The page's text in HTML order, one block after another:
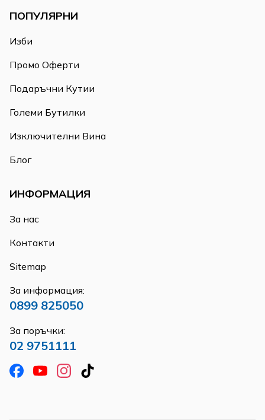
ПОПУЛЯРНИ
Изби
Промо Оферти
Подаръчни Кутии
Големи Бутилки
Изключителни Вина
Блог
ИНФОРМАЦИЯ
За нас
Контакти
Sitemap
За информация:
0899 825050
За поръчки:
02 9751111